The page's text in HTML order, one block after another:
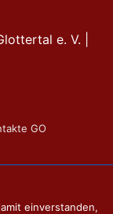
e. V.
GO
einverstanden,